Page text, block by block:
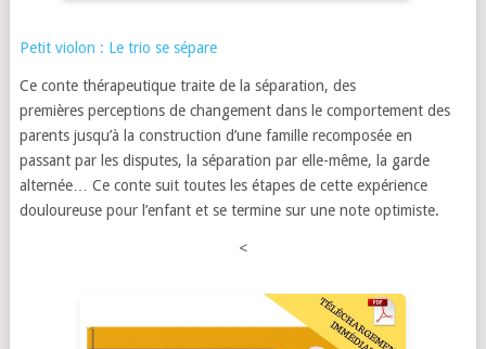
Petit violon : Le trio se sépare
Ce conte thérapeutique traite de la séparation, des
premières perceptions de changement dans le comportement des
parents jusqu’à la construction d’une famille recomposée en
passant par les disputes, la séparation par elle-même, la garde
alternée… Ce conte suit toutes les étapes de cette expérience
douloureuse pour l’enfant et se termine sur une note optimiste.
<